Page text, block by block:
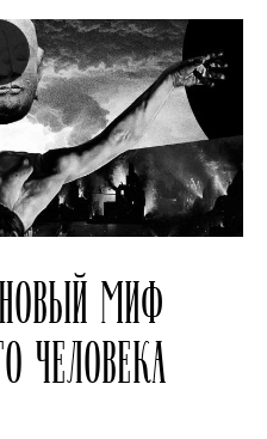
МИФ
ЧЕЛОВЕКА